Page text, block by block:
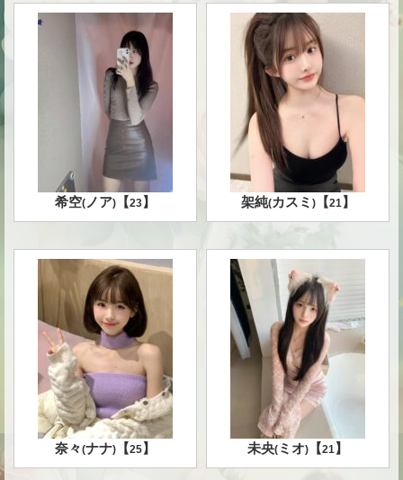
★
希空(ノア) 【23】 架純(カスミ )【21】
奈々(ナナ) 【25】 未央( ミオ) 【21】